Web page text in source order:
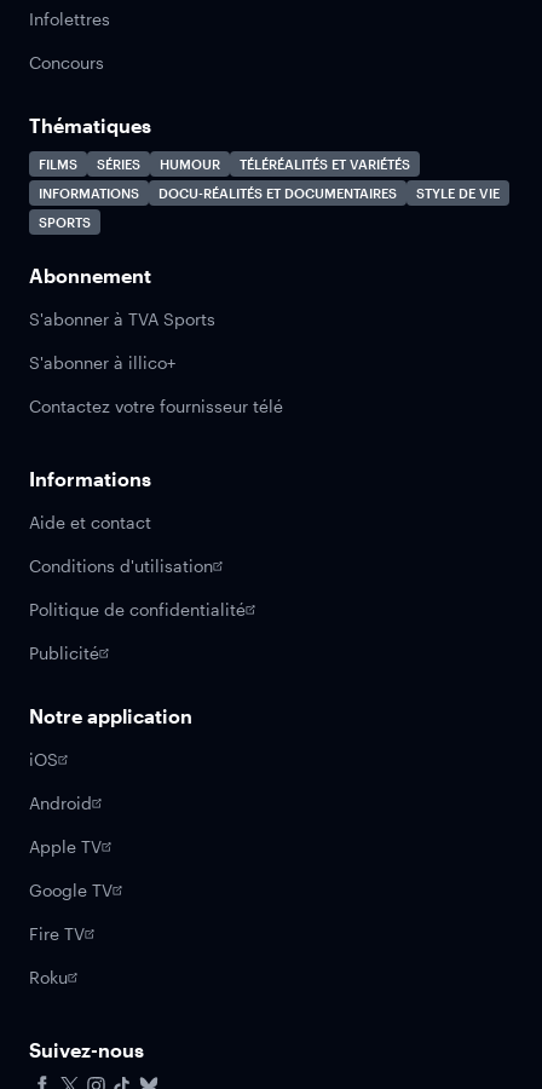
Infolettres
Concours
Thématiques
FILMS SÉRIES HUMOUR
TÉLÉRÉALITÉS ET VARIÉTÉS
INFORMATIONS
DOCU-RÉALITÉS ET DOCUMENTAIRES
STYLE DE VIE
SPORTS
Abonnement
S'abonner à TVA Sports
S'abonner à illico+
Contactez votre fournisseur télé
Informations
Aide et contact
Conditions d'utilisation
Politique de confidentialité
Publicité
Notre application
iOS
Android
Apple TV
Google TV
Fire TV
Roku
Suivez-nous